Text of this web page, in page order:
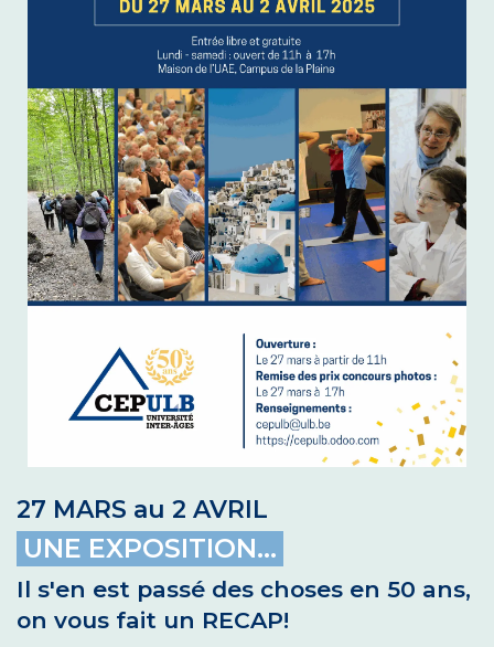
27 MARS au 2 AVRIL
UNE EXPOSITION... ​
Il s'en est passé des choses en 50 ans,
on vous fait un RECAP!